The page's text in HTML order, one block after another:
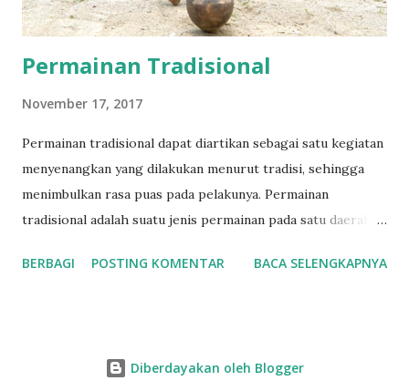
hubungan pertukaran ...
Permainan Tradisional
November 17, 2017
Permainan tradisional dapat diartikan sebagai satu kegiatan
menyenangkan yang dilakukan menurut tradisi, sehingga
menimbulkan rasa puas pada pelakunya. Permainan
tradisional adalah suatu jenis permainan pada satu daerah
daerah tersebut. [1] Permainan tradisional adalah suatu
Siagawati dkk, 2007) bahwa permainan tradisional rakyat
BERBAGI POSTING KOMENTAR BACA SELENGKAPNYA
Diberdayakan oleh Blogger